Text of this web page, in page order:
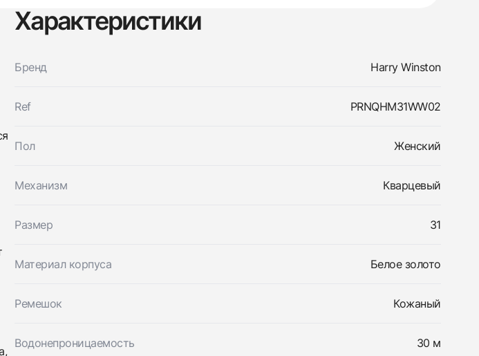
Характеристики
Бренд Harry Winston
Ref PRNQHM31WW02
Пол Женский
Механизм Кварцевый
Размер 31
Материал корпуса Белое золото
Ремешок Кожаный
Водонепроницаемость 30 м
и мы свяжемся с
+ Документы
и мы свяжемся с
31Mm